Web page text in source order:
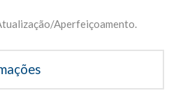
Aperfeiçoamento.